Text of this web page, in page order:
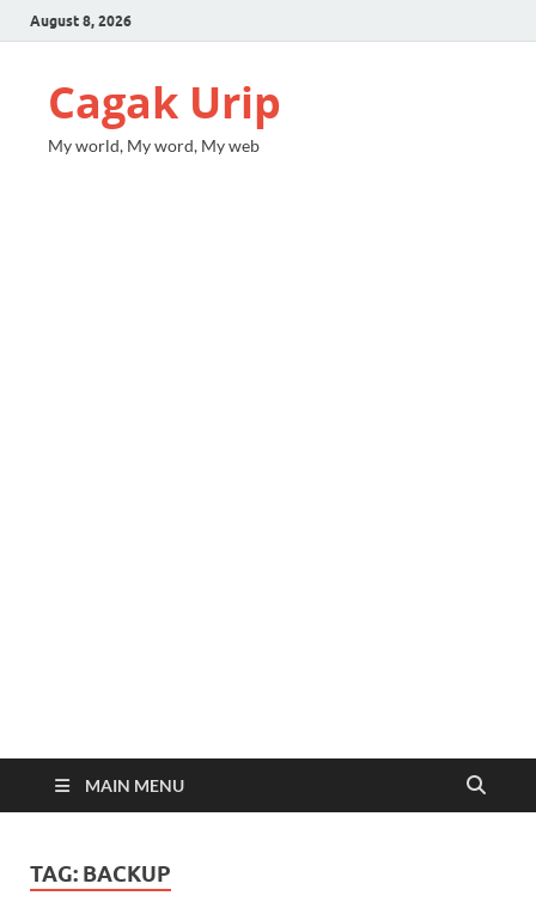
August 8, 2026
Cagak Urip
My world, My word, My web
MAIN MENU
TAG: BACKUP